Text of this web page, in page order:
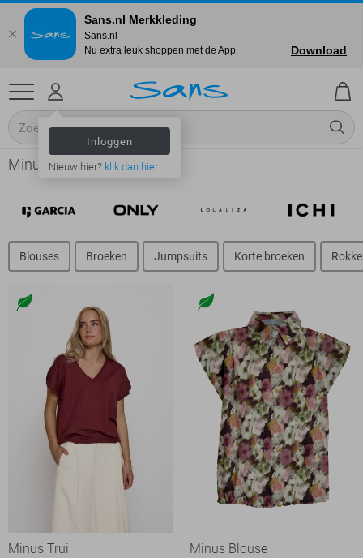
Inloggen
Nieuw hier? klik dan hier
Minus - Dames
Blouses Broeken Jumpsuits Korte broeken
Minus Trui
Minus Blouse
Sans.nl Merkkleding
Sans.nl
Nu extra leuk shoppen met de App.
Download